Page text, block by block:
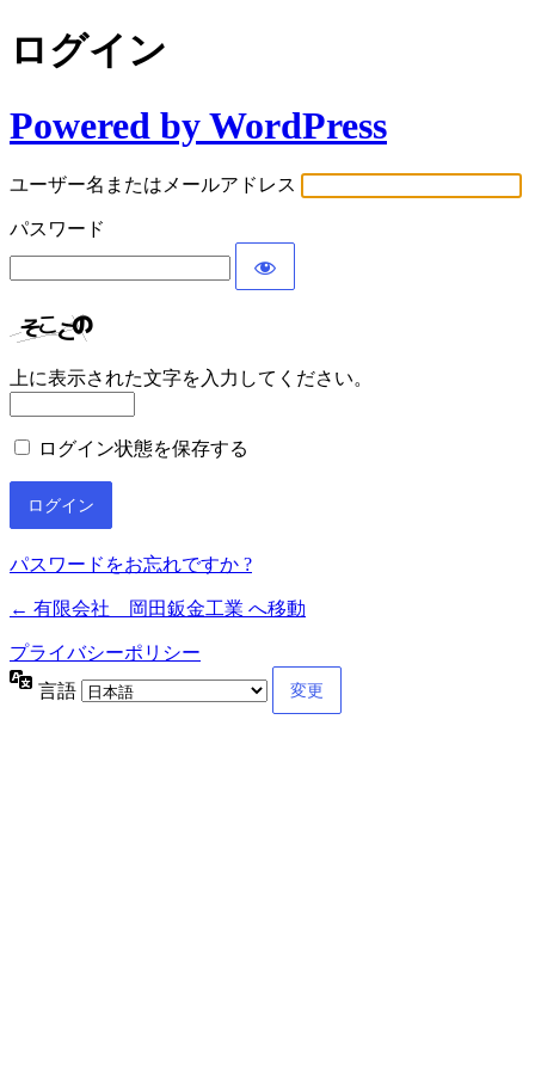
ログイン
Powered by WordPress
ユーザー名またはメールアドレス
パスワード
上に表示された文字を入力してください。
ログイン状態を保存する
パスワードをお忘れですか ?
← 有限会社 岡田鈑金工業 へ移動
プライバシーポリシー
言語